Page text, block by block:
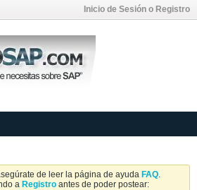
Inicio de Sesión o Registro
de leer la página de ayuda FAQ.
a Registro antes de poder postear: